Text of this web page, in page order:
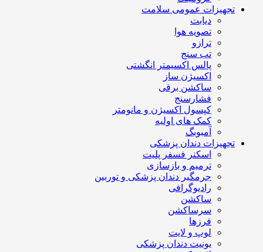
تجهیزات عمومی سلامت
دیابت
تصویه هوا
ترازو
تب سنج
پالس اکسیمتر انگشتی
اکسیژن ساز
ساکشن برقی
فشارسنج
کپسول اکسیژن و مانومتر
کمک های اولیه
آمبوبگ
تجهیزات دندان پزشکی
اسکنر فسفر پلیت
ترمیم و بازسازی
جرمگیر دندان پزشکی و توربین
رادیوگرافی
ساکشن
سرساکشن
فرزها
لوپ و لایت
یونیت دندان پزشکی